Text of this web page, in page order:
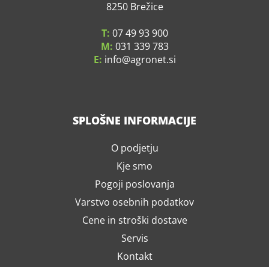
8250 Brežice
T: 07 49 93 900
M: 031 339 783
E: info agronet.si
SPLOŠNE INFORMACIJE
O podjetju
Kje smo
Pogoji poslovanja
Varstvo osebnih podatkov
Cene in stroški dostave
Servis
Kontakt